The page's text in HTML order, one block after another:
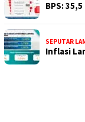
BPS:
SEPUTAR
Inflasi